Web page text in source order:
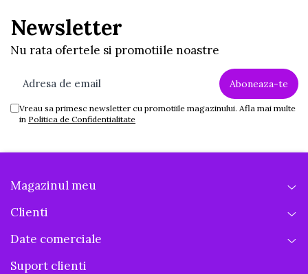
Newsletter
Nu rata ofertele si promotiile noastre
Vreau sa primesc newsletter cu promotiile magazinului. Afla mai multe
in Politica de Confidentialitate
Magazinul meu
Clienti
Date comerciale
Suport clienti